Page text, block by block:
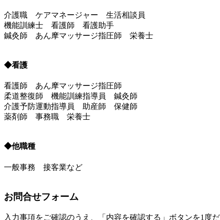
介護職 ケアマネージャー 生活相談員
機能訓練士 看護師 看護助手
鍼灸師 あん摩マッサージ指圧師 栄養士
◆看護
看護師 あん摩マッサージ指圧師
柔道整復師 機能訓練指導員 鍼灸師
介護予防運動指導員 助産師 保健師
薬剤師 事務職 栄養士
◆他職種
一般事務 接客業など
お問合せフォーム
入力事項をご確認のうえ、「内容を確認する」ボタンを1度